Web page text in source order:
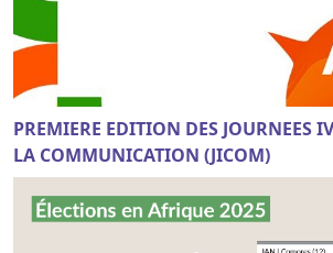
PREMIERE EDITION DES JOURNEES
LA COMMUNICATION (JICOM)